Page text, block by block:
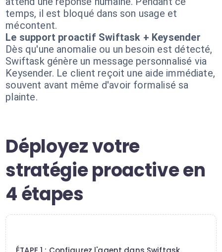
temps, il est bloqué dans son usage et
mécontent.
Le support proactif Swiftask + Keysender
Dès qu'une anomalie ou un besoin est détecté,
Swiftask génère un message personnalisé via
Keysender. Le client reçoit une aide immédiate,
souvent avant même d'avoir formalisé sa
plainte.
Déployez votre
stratégie proactive en
4 étapes